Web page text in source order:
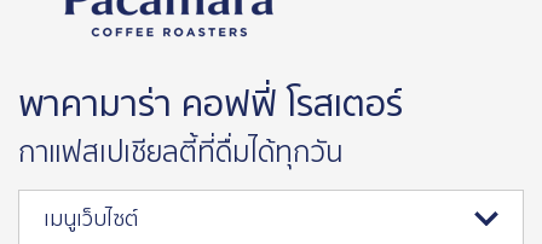
พาคามาร่า คอฟฟี่ โรสเตอร์
กาแฟสเปเชียลตี้ที่ดื่มได้ทุกวัน
เมนูเว็บไซต์